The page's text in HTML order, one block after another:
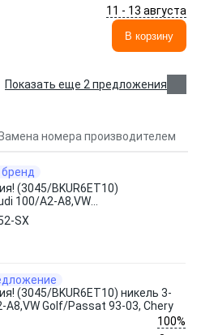
11 - 13 августа
В корзину
Показать еще 2 предложения
номера производителем
(3045/BKUR6ET10)
100/A2-A8,VW
Chery
SX
(3045/BKUR6ET10) никель 3-
A8,VW Golf/Passat 93-03, Chery
100%